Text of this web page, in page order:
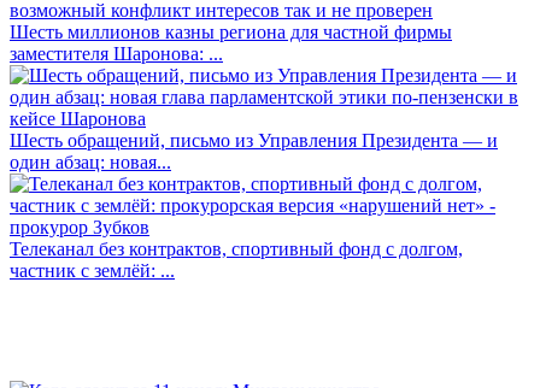
Шесть миллионов казны региона для частной фирмы
заместителя Шаронова: ...
Шесть обращений, письмо из Управления Президента — и
один абзац: новая...
Телеканал без контрактов, спортивный фонд с долгом,
частник с землёй: ...